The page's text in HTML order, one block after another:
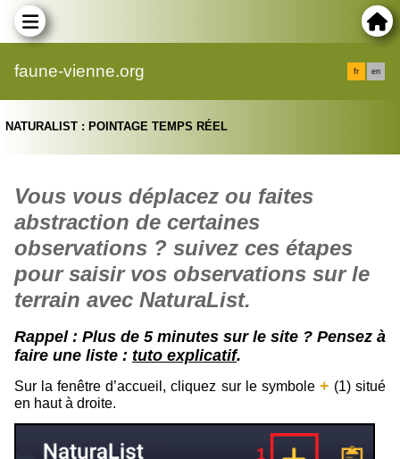
faune-vienne.org fr en
NATURALIST : POINTAGE TEMPS RÉEL
Vous vous déplacez ou faites
abstraction de certaines
observations ? suivez ces étapes
pour saisir vos observations sur le
terrain avec NaturaList.
Rappel : Plus de 5 minutes sur le site ? Pensez à
faire une liste : tuto explicatif.
Sur la fenêtre d’accueil, cliquez sur le symbole + (1) situé
en haut à droite.